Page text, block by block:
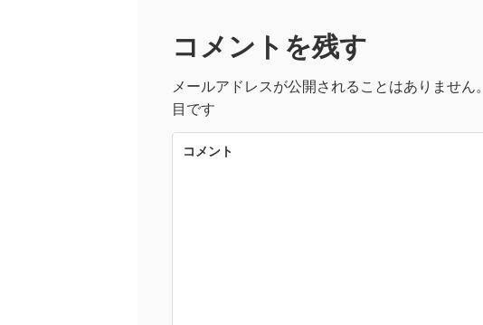
コメントを残す
メールアドレスが公開されることはありません。
目です
コメント